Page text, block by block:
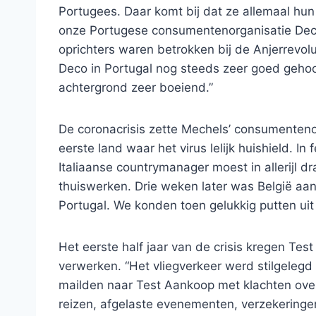
Portugees. Daar komt bij dat ze allemaal
onze Portugese consumentenorganisatie
oprichters waren betrokken bij de
Deco in Portugal nog steeds zeer goed
achtergrond zeer boeiend.”
De coronacrisis zette Mechels’
eerste land waar het virus lelijk huishield.
Italiaanse countrymanager moest in allerijl
thuiswerken. Drie weken later was België
Portugal. We konden toen gelukkig putten
Het eerste half jaar van de crisis kregen
verwerken. “Het vliegverkeer werd
mailden naar Test Aankoop met klachten
reizen, afgelaste evenementen,